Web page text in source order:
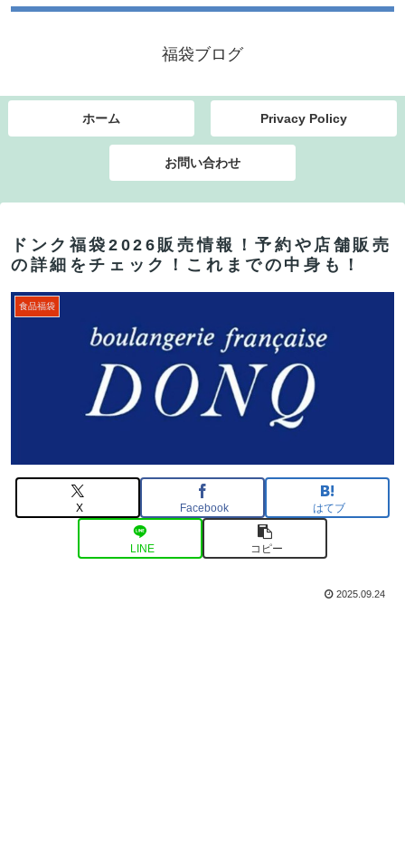
福袋ブログ
ホーム Privacy Policy
お問い合わせ
ドンク福袋2026販売情報！予約や店舗販売
の詳細をチェック！これまでの中身も！
食品福袋
X Facebook はてブ
LINE コピー
2025.09.24